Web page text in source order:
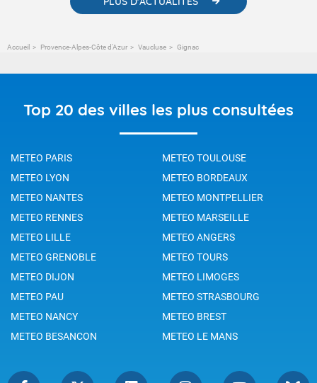
Accueil Provence-Alpes-Côte d'Azur Vaucluse Gignac
Top 20 des villes les plus consultées
METEO PARIS
METEO TOULOUSE
METEO LYON
METEO BORDEAUX
METEO NANTES
METEO MONTPELLIER
METEO RENNES
METEO MARSEILLE
METEO LILLE
METEO ANGERS
METEO GRENOBLE
METEO TOURS
METEO DIJON
METEO LIMOGES
METEO PAU
METEO STRASBOURG
METEO NANCY
METEO BREST
METEO BESANCON
METEO LE MANS